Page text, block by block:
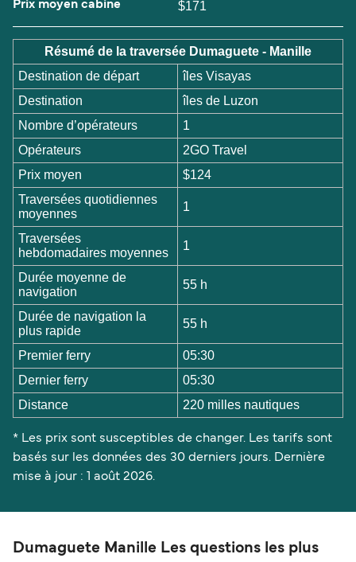
Prix moyen cabine $171
Résumé de la traversée Dumaguete - Manille
Destination de départ
îles Visayas
Destination
îles de Luzon
Nombre d’opérateurs
1
Opérateurs
2GO Travel
Prix moyen
$124
Traversées quotidiennes
moyennes
1
Traversées
hebdomadaires moyennes
1
Durée moyenne de
navigation
55 h
Durée de navigation la
plus rapide
55 h
Premier ferry
05:30
Dernier ferry
05:30
Distance
220 milles nautiques
* Les prix sont susceptibles de changer. Les tarifs sont
basés sur les données des 30 derniers jours. Dernière
mise à jour : 1 août 2026.
Dumaguete Manille Les questions les plus